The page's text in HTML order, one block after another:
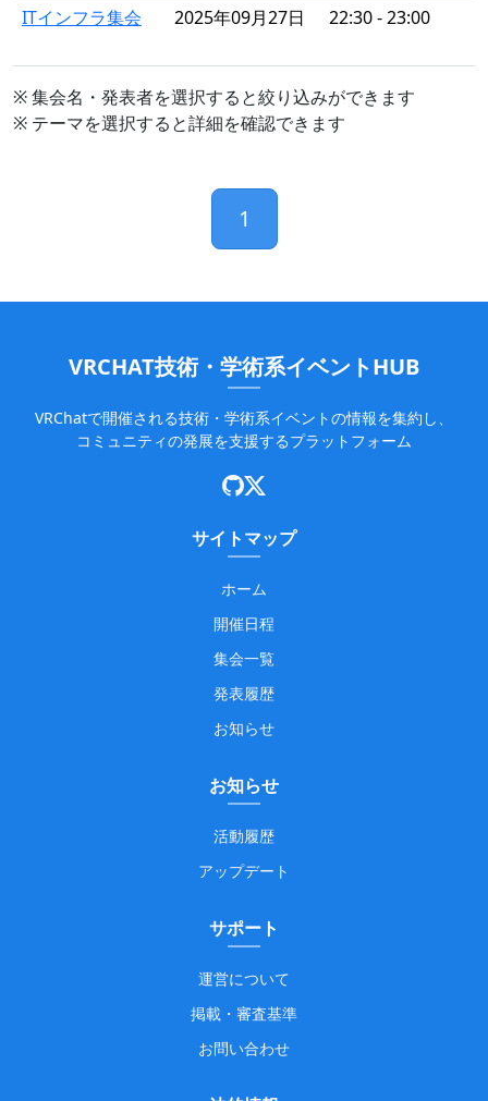
ITインフラ集会 2025年09月27日 22:30 - 23:00
※ 集会名・発表者を選択すると絞り込みができます
※ テーマを選択すると詳細を確認できます
1
VRCHAT技術・学術系イベントHUB
VRChatで開催される技術・学術系イベントの情報を集約し、
コミュニティの発展を支援するプラットフォーム
サイトマップ
ホーム
開催日程
集会一覧
発表履歴
お知らせ
お知らせ
活動履歴
アップデート
サポート
運営について
掲載・審査基準
お問い合わせ